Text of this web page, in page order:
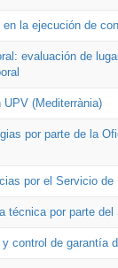
la ejecución de
evaluación de
(Mediterrània)
por parte de la
por el Servicio de
técnica por parte
control de garantía